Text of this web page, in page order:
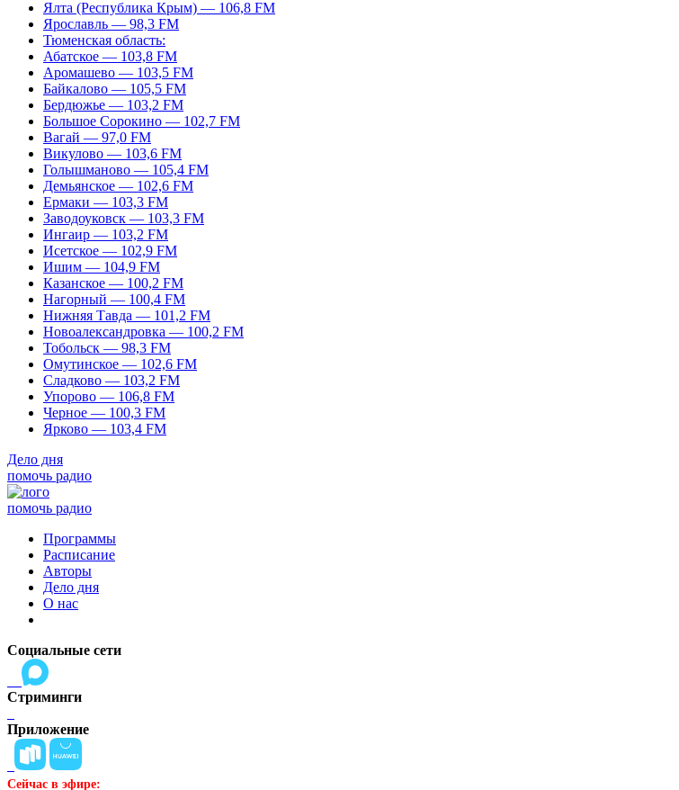
Ялта (Республика Крым) — 106,8 FM
Ярославль — 98,3 FM
Тюменская область:
Абатское — 103,8 FM
Аромашево — 103,5 FM
Байкалово — 105,5 FM
Бердюжье — 103,2 FM
Большое Сорокино — 102,7 FM
Вагай — 97,0 FM
Викулово — 103,6 FM
Голышманово — 105,4 FM
Демьянское — 102,6 FM
Ермаки — 103,3 FM
Заводоуковск — 103,3 FM
Ингаир — 103,2 FM
Исетское — 102,9 FM
Ишим — 104,9 FM
Казанское — 100,2 FM
Нагорный — 100,4 FM
Нижняя Тавда — 101,2 FM
Новоалександровка — 100,2 FM
Тобольск — 98,3 FM
Омутинское — 102,6 FM
Сладково — 103,2 FM
Упорово — 106,8 FM
Черное — 100,3 FM
Ярково — 103,4 FM
Дело дня
помочь радио
помочь радио
Программы
Расписание
Авторы
Дело дня
О нас
Социальные сети
Стриминги
Приложение
Сейчас в эфире: